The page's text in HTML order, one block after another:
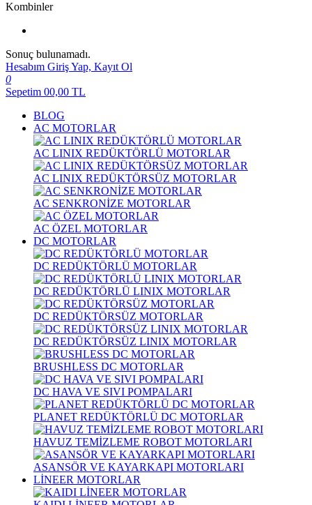
Kombinler
Sonuç bulunamadı.
Hesabım Giriş Yap, Kayıt Ol
0
Sepetim 00,00 TL
BLOG
AC MOTORLAR
AC LINIX REDÜKTÖRLÜ MOTORLAR
AC LINIX REDÜKTÖRSÜZ MOTORLAR
AC SENKRONİZE MOTORLAR
AC ÖZEL MOTORLAR
DC MOTORLAR
DC REDÜKTÖRLÜ MOTORLAR
DC REDÜKTÖRLÜ LINIX MOTORLAR
DC REDÜKTÖRSÜZ MOTORLAR
DC REDÜKTÖRSÜZ LINIX MOTORLAR
BRUSHLESS DC MOTORLAR
DC HAVA VE SIVI POMPALARI
PLANET REDÜKTÖRLÜ DC MOTORLAR
HAVUZ TEMİZLEME ROBOT MOTORLARI
ASANSÖR VE KAYARKAPI MOTORLARI
LİNEER MOTORLAR